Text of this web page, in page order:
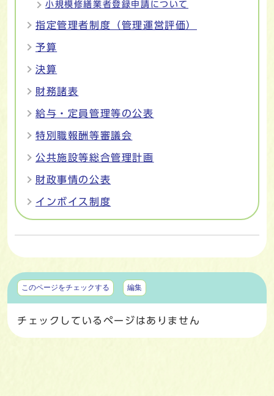
小規模修繕業者登録申請について
指定管理者制度（管理運営評価）
予算
決算
財務諸表
給与・定員管理等の公表
特別職報酬等審議会
公共施設等総合管理計画
財政事情の公表
インボイス制度
マイページ
このページをチェックする 編集
チェックしているページはありません